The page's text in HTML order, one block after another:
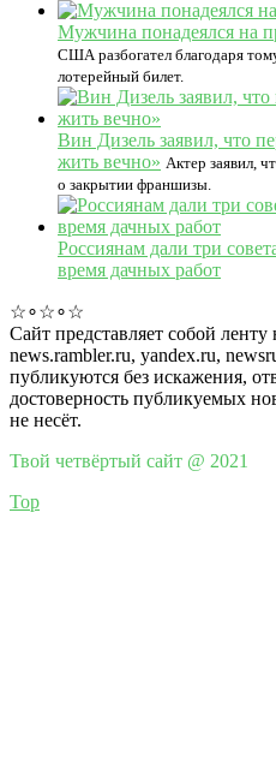
Мужчина понадеялся на
США разбогател благодаря
лотерейный билет.
Вин Дизель заявил, что
жить вечно» Актер заявил,
о закрытии франшизы.
Россиянам дали три
время дачных работ
☆∘☆∘☆
Сайт представляет собой ленту
news.rambler.ru, yandex.ru,
публикуются без искажения,
достоверность публикуемых
не несёт.
Твой четвёртый сайт @ 2021
Top